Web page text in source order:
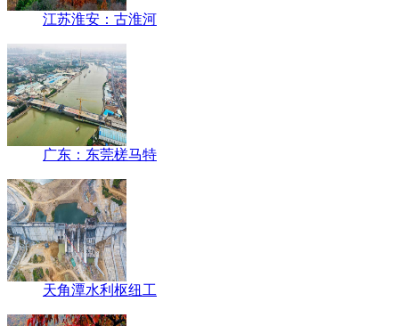
江苏淮安：古淮河
广东：东莞槎马特
天角潭水利枢纽工